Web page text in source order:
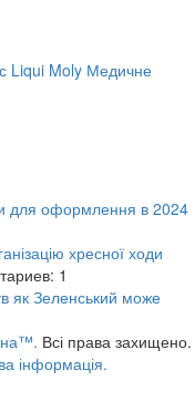
Liqui Moly Медичне
для оформлення в 2024
хресної ходи
1
як Зеленський може
Всі права захищено.
інформація.